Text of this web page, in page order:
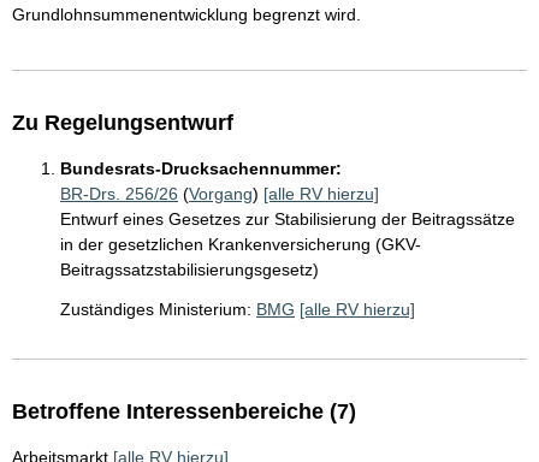
Grundlohnsummenentwicklung begrenzt wird.
Zu Regelungsentwurf
Bundesrats-Drucksachennummer:
BR-Drs. 256/26 (Vorgang) [alle RV hierzu]
Entwurf eines Gesetzes zur Stabilisierung der Beitragssätze
in der gesetzlichen Krankenversicherung (GKV-
Beitragssatzstabilisierungsgesetz)
Zuständiges Ministerium: BMG [alle RV hierzu]
Betroffene Interessenbereiche (7)
Arbeitsmarkt [alle RV hierzu]